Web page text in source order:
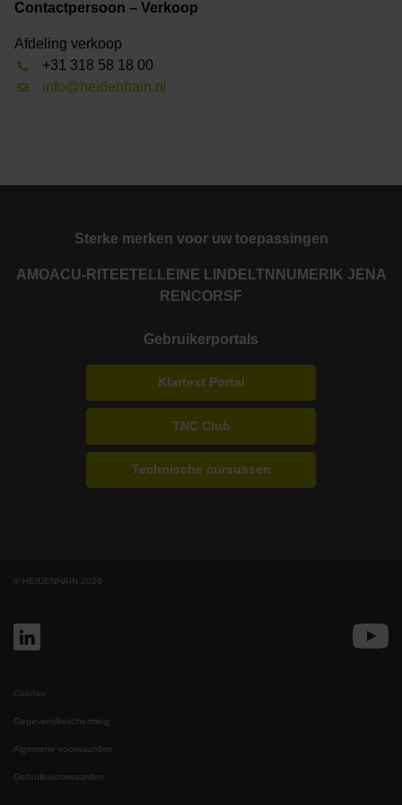
Contactpersoon – Verkoop
Afdeling verkoop
+31 318 58 18 00
info@heidenhain.nl
Sterke merken voor uw toepassingen
AMOACU-RITE ETEL LEINE LINDE LTN NUMERIK JENA
RENCORSF
Gebruikerportals
Klartext Portal
TNC Club
Technische cursussen
© HEIDENHAIN 2026
Colofon
Gegevensbescherming
Algemene voorwaarden
Gebruiksvoorwaarden